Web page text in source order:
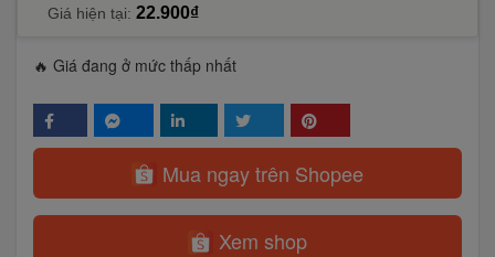
Giá hiện tại: 22.900₫
🔥 Giá đang ở mức thấp nhất
Mua ngay trên Shopee
Xem shop